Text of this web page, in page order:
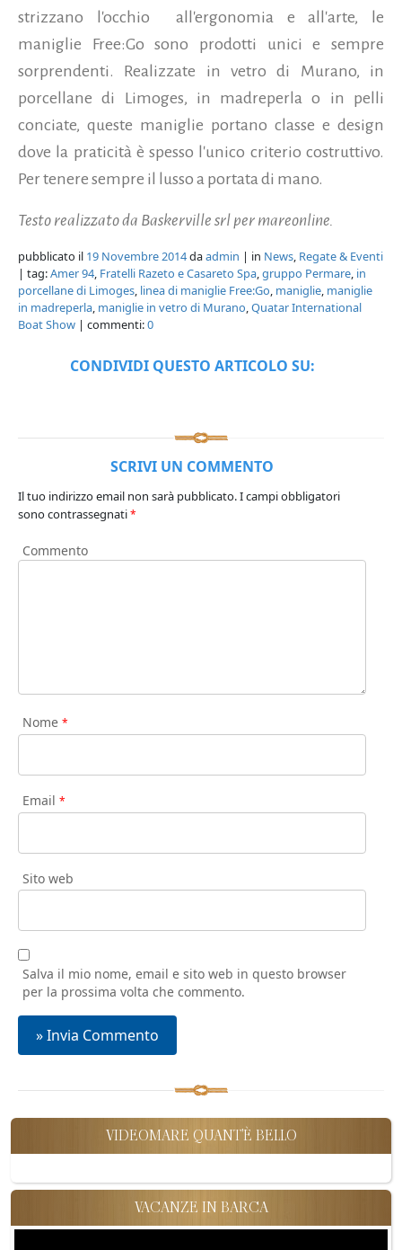
strizzano l'occhio all'ergonomia e all'arte, le
maniglie Free:Go sono prodotti unici e sempre
sorprendenti. Realizzate in vetro di Murano, in
porcellane di Limoges, in madreperla o in pelli
conciate, queste maniglie portano classe e design
dove la praticità è spesso l'unico criterio costruttivo.
Per tenere sempre il lusso a portata di mano.
Testo realizzato da Baskerville srl per mareonline.
pubblicato il 19 Novembre 2014daadmin | in News, Regate & Eventi
| tag:Amer 94, Fratelli Razeto e Casareto Spa,gruppo Permare, in
porcellane di Limoges, linea di maniglie Free:Go, maniglie, maniglie
in madreperla, maniglie in vetro di Murano,Quatar International
Boat Show | commenti:0
CONDIVIDI QUESTO ARTICOLO SU:
SCRIVI UN COMMENTO
Il tuo indirizzo email non sarà pubblicato.I campi obbligatori
sono contrassegnati*
Commento
Nome *
Email *
Sito web
Salva il mio nome, email e sito web in questo browser
per la prossima volta che commento.
VIDEOMARE QUANT'È BELLO
VACANZE IN BARCA